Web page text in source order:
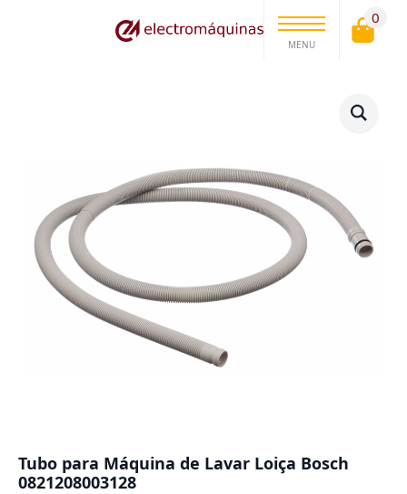
MENU
0
Tubo para Máquina de Lavar Loiça Bosch
0821208003128